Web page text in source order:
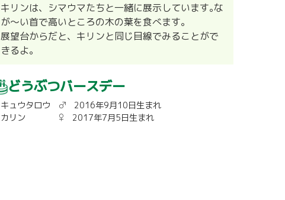
キリンは、シマウマたちと一緒に展示しています｡な
が～い首で高いところの木の葉を食べます。
展望台からだと、キリンと同じ目線でみることがで
きるよ。
どうぶつバースデー
キュウタロウ ♂ 2016年9月10日生まれ
カリン ♀ 2017年7月5日生まれ